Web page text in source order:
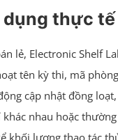
thực
lẻ, Electronic Shelf
tên kỳ thi, mã
cập nhật đồng
nhau hoặc